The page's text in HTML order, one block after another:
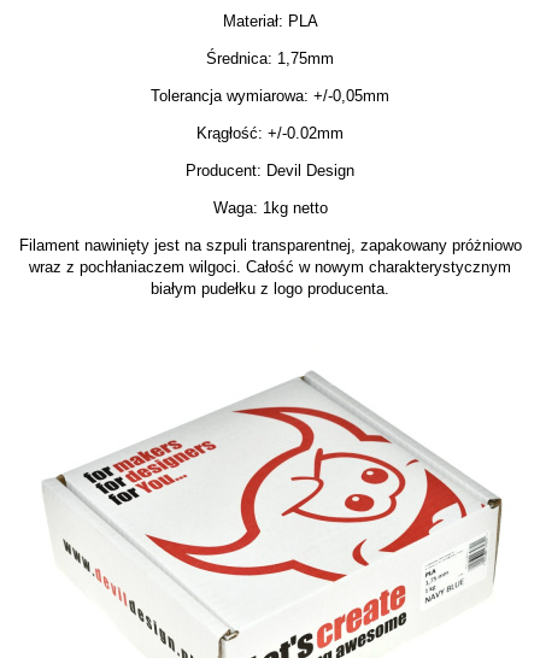
Materiał: PLA
Średnica: 1,75mm
Tolerancja wymiarowa: +/-0,05mm
Krągłość: +/-0.02mm
Producent: Devil Design
Waga: 1kg netto
Filament nawinięty jest na szpuli transparentnej, zapakowany próżniowo
wraz z pochłaniaczem wilgoci. Całość w nowym charakterystycznym
białym pudełku z logo producenta.